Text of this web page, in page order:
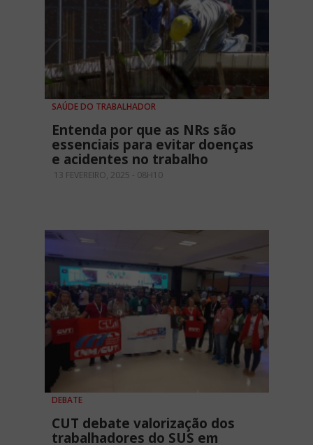
SAÚDE DO TRABALHADOR
Entenda por que as NRs são
essenciais para evitar doenças
e acidentes no trabalho
13 FEVEREIRO, 2025 - 08H10
DEBATE
CUT debate valorização dos
trabalhadores do SUS em